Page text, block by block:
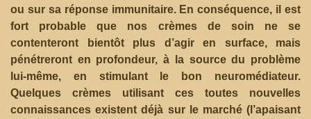
ou sur sa réponse immunitaire. En conséquence, il est
fort probable que nos crèmes de soin ne se
contenteront bientôt plus d’agir en surface, mais
pénétreront en profondeur, à la source du problème
lui-même, en stimulant le bon neuromédiateur.
Quelques crèmes utilisant ces toutes nouvelles
connaissances existent déjà sur le marché (l’apaisant